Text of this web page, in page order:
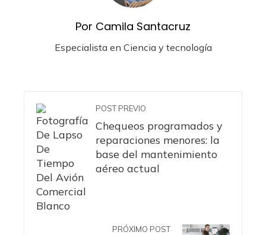
Por Camila Santacruz
Especialista en Ciencia y tecnología
POST PREVIO
Chequeos programados y
reparaciones menores: la
base del mantenimiento
aéreo actual
PRÓXIMO POST